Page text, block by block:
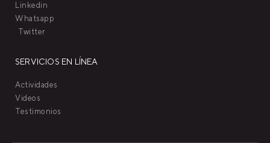
Linkedin
Whatsapp
Twitter
SERVICIOS EN LÍNEA
Actividades
Videos
Testimonios